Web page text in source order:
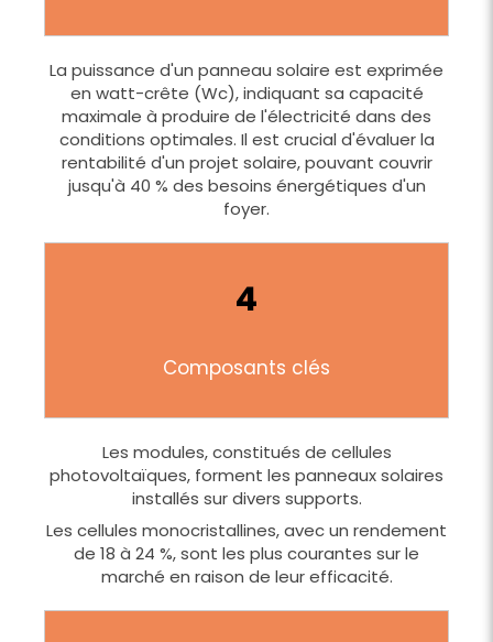
La puissance d'un panneau solaire est exprimée
en watt-crête (Wc), indiquant sa capacité
maximale à produire de l'électricité dans des
conditions optimales. Il est crucial d'évaluer la
rentabilité d'un projet solaire, pouvant couvrir
jusqu'à 40 % des besoins énergétiques d'un
foyer.
4
Composants clés
Les modules, constitués de cellules
photovoltaïques, forment les panneaux solaires
installés sur divers supports.
Les cellules monocristallines, avec un rendement
de 18 à 24 %, sont les plus courantes sur le
marché en raison de leur efficacité.